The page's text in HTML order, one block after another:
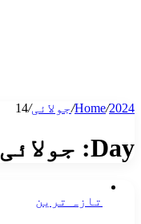
Home/2024
/جولائی/
14
Day: جولائی 14، 2024
تازہ ترین